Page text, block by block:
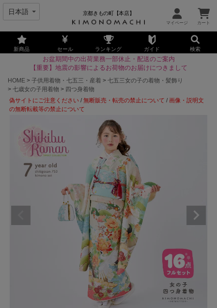
京都きもの町【本店】
新商品 セール ランキング ガイド 検索
お盆期間中の出荷業務一部休止・配送のご案内
【重要】地震の影響によるお荷物のお届けにつきまして
HOME
子供用着物・七五三・産着
七五三女の子の着物・髪飾り
七歳女の子用着物
四つ身着物
偽サイトにご注意ください /無断販売・転売の禁止について /画像・説明文
の無断転載等の禁止について